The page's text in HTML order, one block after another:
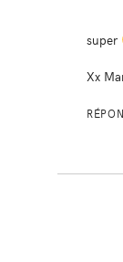
super
Xx